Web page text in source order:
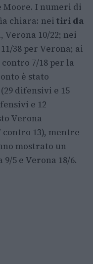
Moore. I numeri di
chiara: nei tiri da
Verona 10/22; nei
38 per Verona; ai
7/18 per la
è stato
difensivi e 15
e 12
Verona
13), mentre
mostrato un
5 e Verona 18/6.